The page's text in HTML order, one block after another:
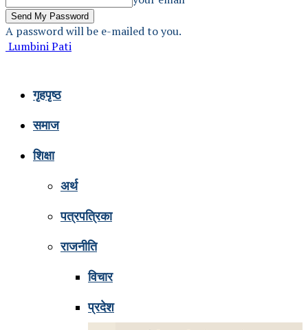
A password will be e-mailed to you.
Lumbini Pati
गृहपृष्ठ
समाज
शिक्षा
अर्थ
पत्रपत्रिका
राजनीति
विचार
प्रदेश